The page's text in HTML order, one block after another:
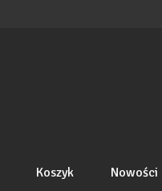
Koszyk Nowości